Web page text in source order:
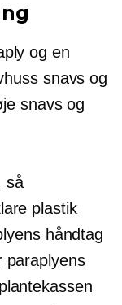
og en
snavs og
snavs og
så
plastik
håndtag
paraplyens